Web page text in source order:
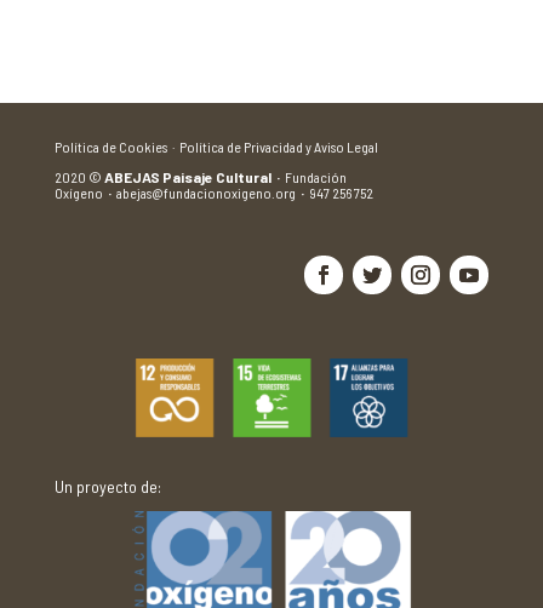
Política de Cookies · Política de Privacidad y Aviso Legal
2020 © ABEJAS Paisaje Cultural · Fundación
Oxígeno · abejas@fundacionoxigeno.org · 947 256 752
Un proyecto de: